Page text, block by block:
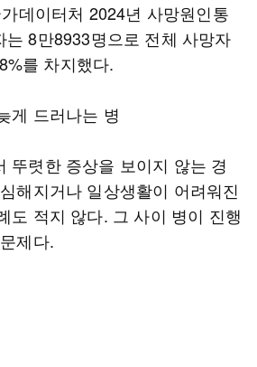
데이터처 2024년 사망원인통
8만8933명으로 전체 사망자
를 차지했다.
게 드러나는 병
뚜렷한 증상을 보이지 않는 경
해지거나 일상생활이 어려워진
도 적지 않다. 그 사이 병이 진행
제다.